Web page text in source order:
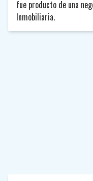
fue producto de una
Inmobiliaria.